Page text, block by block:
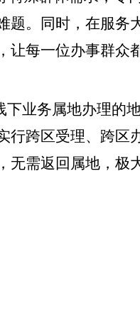
题。同时，在服务
让每一位办事群众
业务属地办理的
行跨区受理、跨区
无需返回属地，极